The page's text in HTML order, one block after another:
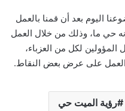
اليوم بعد أن قمنا بالعمل
ما، وذلك من خلال العمل
لكل من العزباء،
العمل على عرض بعض النقاط.
رؤية الميت حي